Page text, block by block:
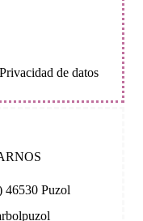
de datos
46530 Puzol